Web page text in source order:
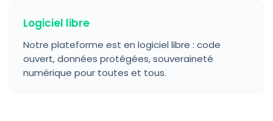
Logiciel libre
Notre plateforme est en logiciel libre : code
ouvert, données protégées, souveraineté
numérique pour toutes et tous.